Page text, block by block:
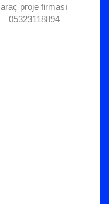
araç proje firması
05323118894